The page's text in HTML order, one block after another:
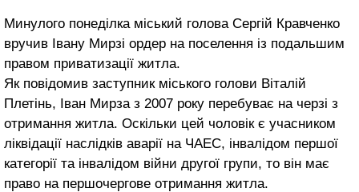
Минулого понеділка міський голова Сергій Кравченко
вручив Івану Мирзі ордер на поселення із подальшим
правом приватизації житла.
Як повідомив заступник міського голови Віталій
Плетінь, Іван Мирза з 2007 року перебуває на черзі з
отримання житла. Оскільки цей чоловік є учасником
ліквідації наслідків аварії на ЧАЕС, інвалідом першої
категорії та інвалідом війни другої групи, то він має
право на першочергове отримання житла.